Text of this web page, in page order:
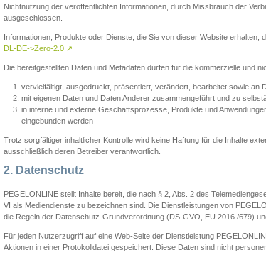
Nichtnutzung der veröffentlichten Informationen, durch Missbrauch der
ausgeschlossen.
Informationen, Produkte oder Dienste, die Sie von dieser Website
DL-DE->Zero-2.0 ↗
Die bereitgestellten Daten und Metadaten dürfen für die kommerzielle und
vervielfältigt, ausgedruckt, präsentiert, verändert, bearbeitet sowie an
mit eigenen Daten und Daten Anderer zusammengeführt und zu
in interne und externe Geschäftsprozesse, Produkte und
eingebunden werden
Trotz sorgfältiger inhaltlicher Kontrolle wird keine Haftung für die Inhalte
ausschließlich deren Betreiber verantwortlich.
2. Datenschutz
PEGELONLINE stellt Inhalte bereit, die nach § 2, Abs. 2 des
VI als Mediendienste zu bezeichnen sind. Die Dienstleistungen von
die Regeln der Datenschutz-Grundverordnung (DS-GVO, EU 2016 /679)
Für jeden Nutzerzugriff auf eine Web-Seite der Dienstleistung
Aktionen in einer Protokolldatei gespeichert. Diese Daten sind nicht